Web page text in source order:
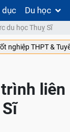
dục Du học
du học Thuỵ Sĩ
nghiệp THPT &